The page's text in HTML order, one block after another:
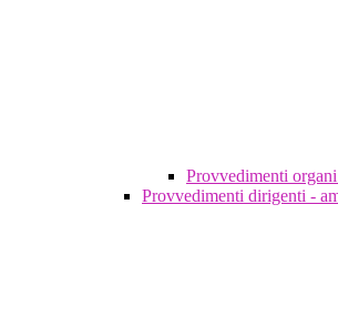
Provvedimenti
Provvedimenti dirigenti -